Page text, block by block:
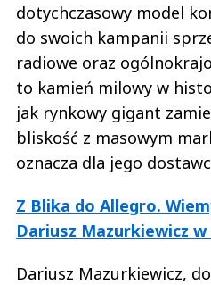
dotychczasowy model
do swoich kampanii
radiowe oraz
to kamień milowy w
jak rynkowy gigant
bliskość z masowym
oznacza dla jego
Z Blika do Allegro.
Dariusz Mazurkiewicz
Dariusz Mazurkiewicz,